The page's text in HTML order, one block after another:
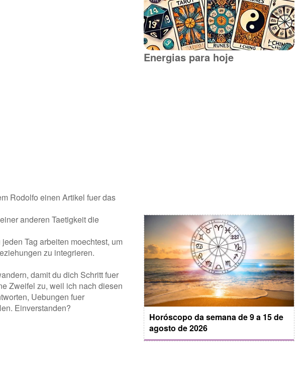
Rodolfo einen Artikel fuer das
anderen Taetigkeit die
Tag arbeiten moechtest, um
zu integrieren.
damit du dich Schritt fuer
Zweifel zu, weil ich nach diesen
Uebungen fuer
Einverstanden?
Energias para hoje
Horóscopo da semana de 9 a 15 de
agosto de 2026